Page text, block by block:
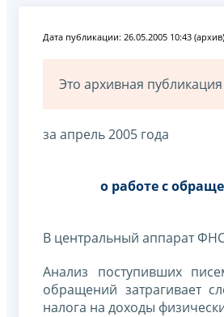
Дата публикации: 26.05.2005 10:43 (архив)
Это архивная
за апрель 2005 года
о работе с
В центральный аппарат
Анализ поступивших
обращений затрагивает
налога на доходы